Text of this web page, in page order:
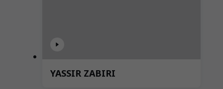
YASSIR ZABIRI